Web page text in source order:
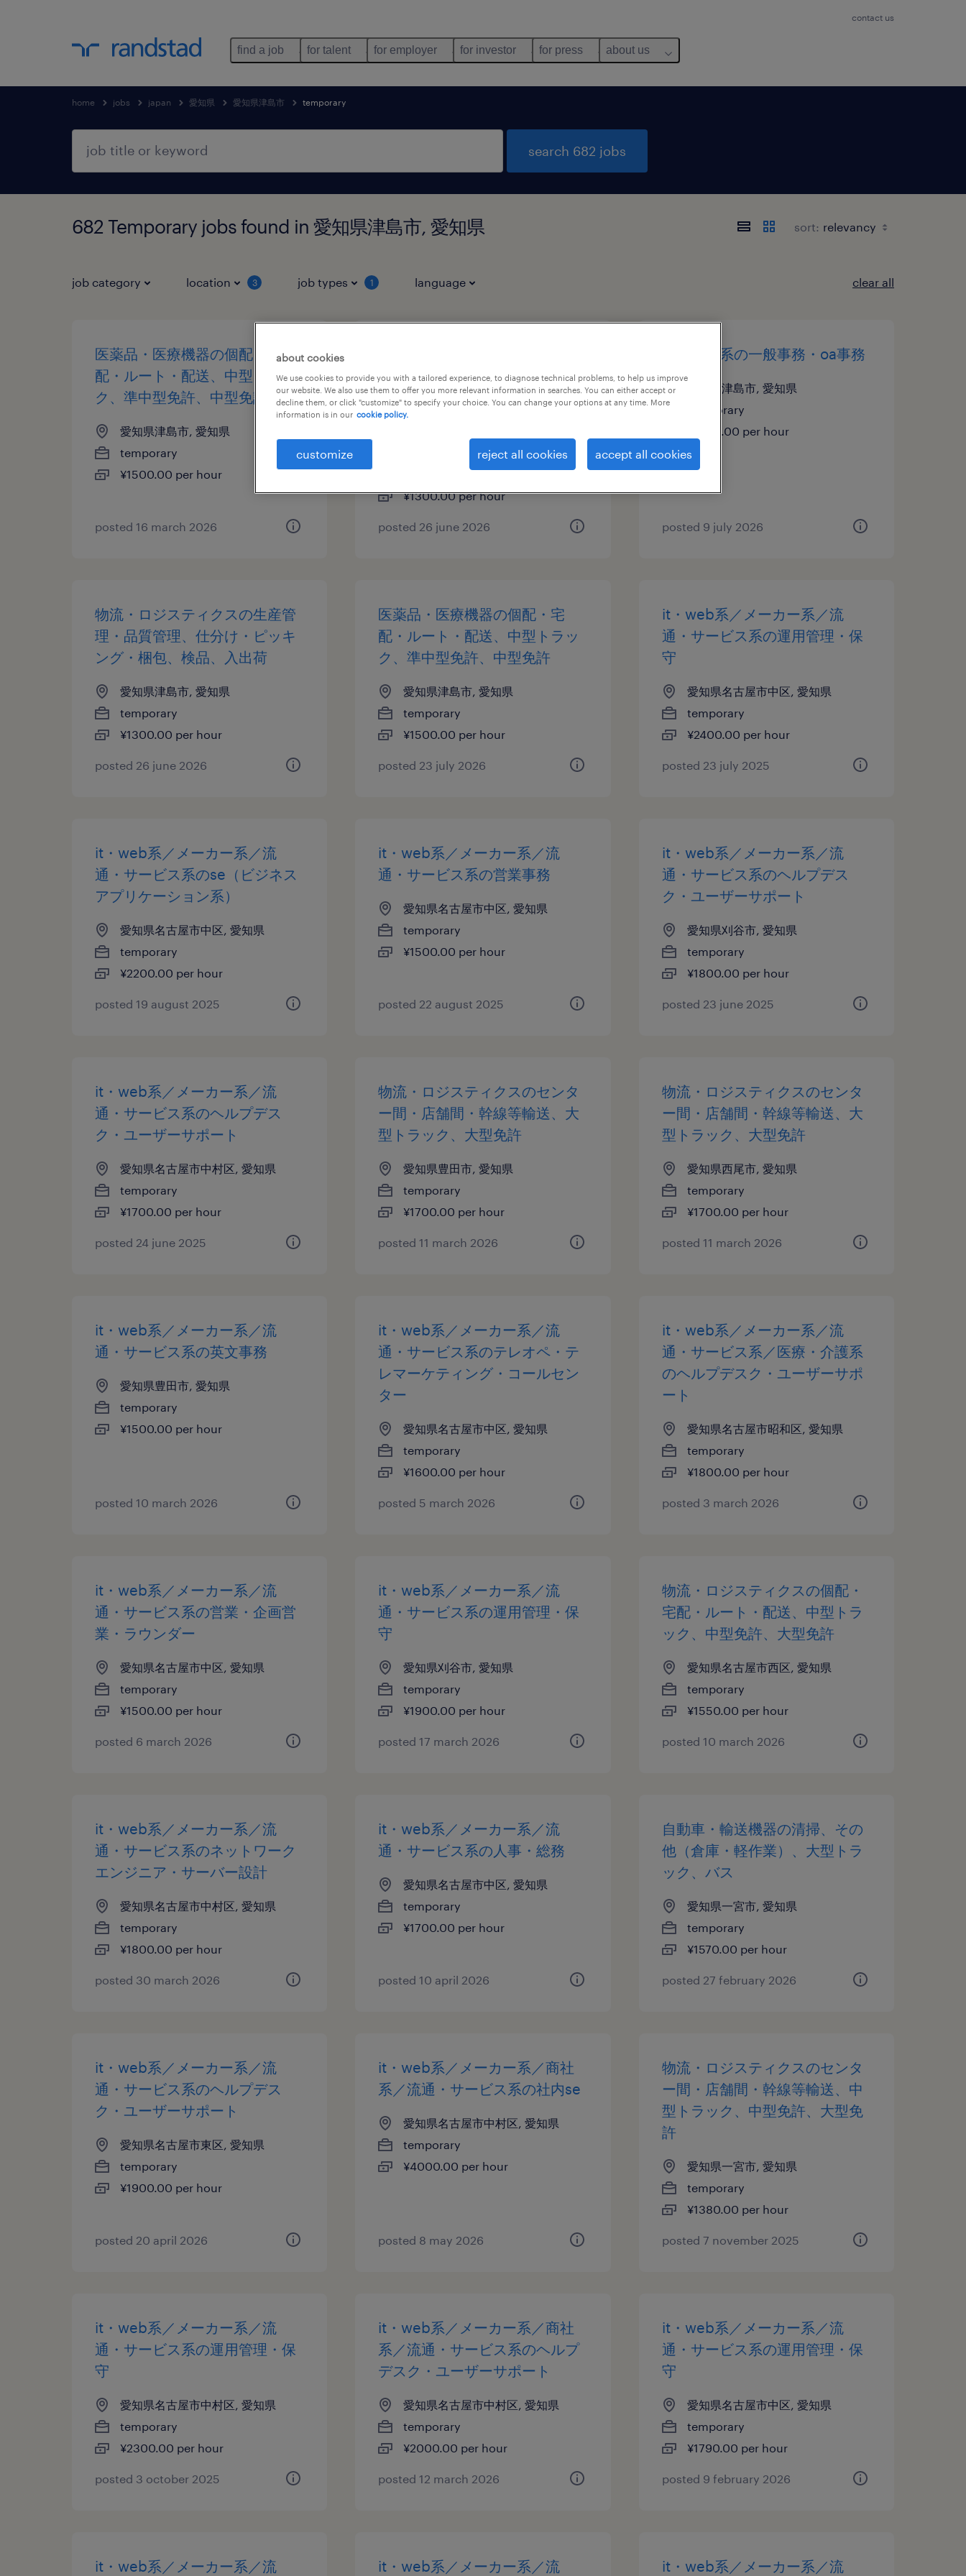
contact us
find a job for talent for employer for investor for press about us
home jobs japan 愛知県 愛知県津島市 temporary
search 682 jobs
682 Temporary jobs found in 愛知県津島市, 愛知県 sort:
job category location 3 job types 1 language clear all
医薬品・医療機器の個配・宅
配・ルート・配送、中型トラッ
ク、準中型免許、中型免許
愛知県津島市, 愛知県
temporary
¥1500.00 per hour
posted 16 march 2026
理・品質管理、仕分け・ピッキ
ング・梱包、入出荷、フォーク
リフト
愛知県津島市, 愛知県
¥1300.00 per hour
posted 26 june 2026
メーカー系の一般事務・oa事務
愛知県津島市, 愛知県
temporary
¥1400.00 per hour
posted 9 july 2026
物流・ロジスティクスの生産管
理・品質管理、仕分け・ピッキ
ング・梱包、検品、入出荷
愛知県津島市, 愛知県
temporary
¥1300.00 per hour
posted 26 june 2026
医薬品・医療機器の個配・宅
配・ルート・配送、中型トラッ
ク、準中型免許、中型免許
愛知県津島市, 愛知県
temporary
¥1500.00 per hour
posted 23 july 2026
it・web系／メーカー系／流
通・サービス系の運用管理・保
守
愛知県名古屋市中区, 愛知県
temporary
¥2400.00 per hour
posted 23 july 2025
it・web系／メーカー系／流
通・サービス系のse（ビジネス
アプリケーション系）
愛知県名古屋市中区, 愛知県
temporary
¥2200.00 per hour
posted 19 august 2025
it・web系／メーカー系／流
通・サービス系の営業事務
愛知県名古屋市中区, 愛知県
temporary
¥1500.00 per hour
posted 22 august 2025
it・web系／メーカー系／流
通・サービス系のヘルプデス
ク・ユーザーサポート
愛知県刈谷市, 愛知県
temporary
¥1800.00 per hour
posted 23 june 2025
it・web系／メーカー系／流
通・サービス系のヘルプデス
ク・ユーザーサポート
愛知県名古屋市中村区, 愛知県
temporary
¥1700.00 per hour
posted 24 june 2025
物流・ロジスティクスのセンタ
ー間・店舗間・幹線等輸送、大
型トラック、大型免許
愛知県豊田市, 愛知県
temporary
¥1700.00 per hour
posted 11 march 2026
物流・ロジスティクスのセンタ
ー間・店舗間・幹線等輸送、大
型トラック、大型免許
愛知県西尾市, 愛知県
temporary
¥1700.00 per hour
posted 11 march 2026
it・web系／メーカー系／流
通・サービス系の英文事務
愛知県豊田市, 愛知県
temporary
¥1500.00 per hour
posted 10 march 2026
it・web系／メーカー系／流
通・サービス系のテレオペ・テ
レマーケティング・コールセン
ター
愛知県名古屋市中区, 愛知県
temporary
¥1600.00 per hour
posted 5 march 2026
it・web系／メーカー系／流
通・サービス系／医療・介護系
のヘルプデスク・ユーザーサポ
ート
愛知県名古屋市昭和区, 愛知県
temporary
¥1800.00 per hour
posted 3 march 2026
it・web系／メーカー系／流
通・サービス系の営業・企画営
業・ラウンダー
愛知県名古屋市中区, 愛知県
temporary
¥1500.00 per hour
posted 6 march 2026
it・web系／メーカー系／流
通・サービス系の運用管理・保
守
愛知県刈谷市, 愛知県
temporary
¥1900.00 per hour
posted 17 march 2026
物流・ロジスティクスの個配・
宅配・ルート・配送、中型トラ
ック、中型免許、大型免許
愛知県名古屋市西区, 愛知県
temporary
¥1550.00 per hour
posted 10 march 2026
it・web系／メーカー系／流
通・サービス系のネットワーク
エンジニア・サーバー設計
愛知県名古屋市中村区, 愛知県
temporary
¥1800.00 per hour
posted 30 march 2026
it・web系／メーカー系／流
通・サービス系の人事・総務
愛知県名古屋市中区, 愛知県
temporary
¥1700.00 per hour
posted 10 april 2026
自動車・輸送機器の清掃、その
他（倉庫・軽作業）、大型トラ
ック、バス
愛知県一宮市, 愛知県
temporary
¥1570.00 per hour
posted 27 february 2026
it・web系／メーカー系／流
通・サービス系のヘルプデス
ク・ユーザーサポート
愛知県名古屋市東区, 愛知県
temporary
¥1900.00 per hour
posted 20 april 2026
it・web系／メーカー系／商社
系／流通・サービス系の社内se
愛知県名古屋市中村区, 愛知県
temporary
¥4000.00 per hour
posted 8 may 2026
物流・ロジスティクスのセンタ
ー間・店舗間・幹線等輸送、中
型トラック、中型免許、大型免
許
愛知県一宮市, 愛知県
temporary
¥1380.00 per hour
posted 7 november 2025
it・web系／メーカー系／流
通・サービス系の運用管理・保
守
愛知県名古屋市中村区, 愛知県
temporary
¥2300.00 per hour
posted 3 october 2025
it・web系／メーカー系／商社
系／流通・サービス系のヘルプ
デスク・ユーザーサポート
愛知県名古屋市中村区, 愛知県
temporary
¥2000.00 per hour
posted 12 march 2026
it・web系／メーカー系／流
通・サービス系の運用管理・保
守
愛知県名古屋市中区, 愛知県
temporary
¥1790.00 per hour
posted 9 february 2026
it・web系／メーカー系／流 it・web系／メーカー系／流 it・web系／メーカー系／流
about cookies
We use cookies to provide you with a tailored experience, to diagnose technical problems, to help us improve
our website. We also use them to offer you more relevant information in searches. You can either accept or
decline them, or click "customize" to specify your choice. You can change your options at any time. More
information is in our cookie policy.
customize reject all cookies accept all cookies